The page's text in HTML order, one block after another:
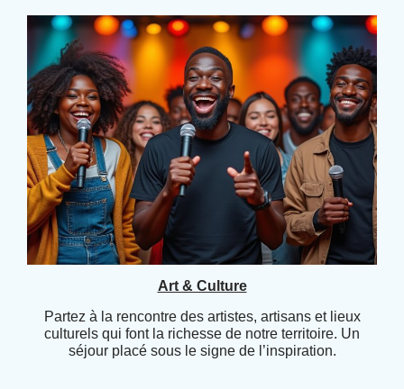
Art & Culture
Partez à la rencontre des artistes, artisans et lieux
culturels qui font la richesse de notre territoire. Un
séjour placé sous le signe de l’inspiration.